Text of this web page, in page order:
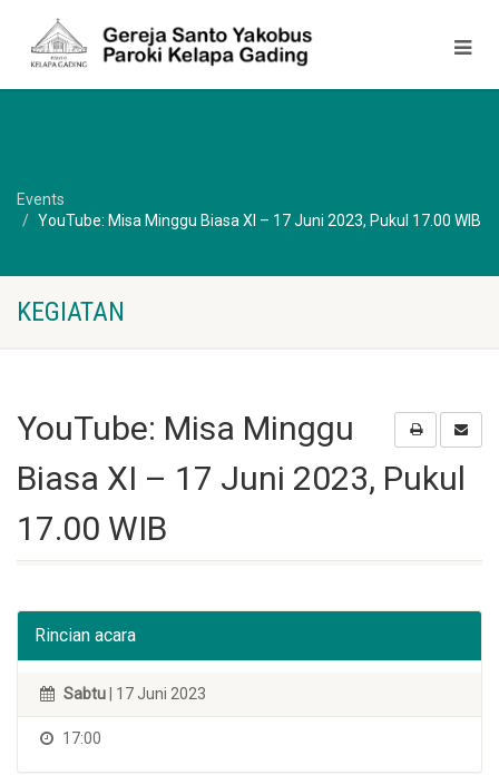
Events
YouTube: Misa Minggu Biasa XI – 17 Juni 2023, Pukul 17.00 WIB
KEGIATAN
YouTube: Misa Minggu
Biasa XI – 17 Juni 2023, Pukul
17.00 WIB
Rincian acara
Sabtu | 17 Juni 2023
17:00